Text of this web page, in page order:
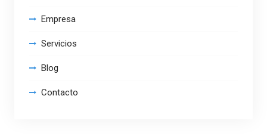
Empresa
Servicios
Blog
Contacto